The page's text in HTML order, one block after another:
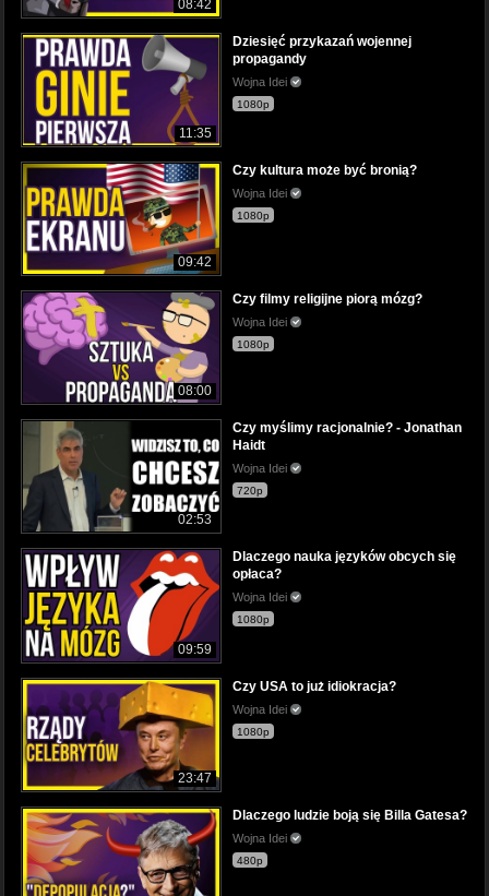
08:42
11:35
Dziesięć przykazań wojennej
propagandy
Wojna Idei
1080p
09:42
Czy kultura może być bronią?
Wojna Idei
1080p
08:00
Czy filmy religijne piorą mózg?
Wojna Idei
1080p
02:53
Czy myślimy racjonalnie? - Jonathan
Haidt
Wojna Idei
720p
09:59
Dlaczego nauka języków obcych się
opłaca?
Wojna Idei
1080p
23:47
Czy USA to już idiokracja?
Wojna Idei
1080p
Dlaczego ludzie boją się Billa Gatesa?
Wojna Idei
480p